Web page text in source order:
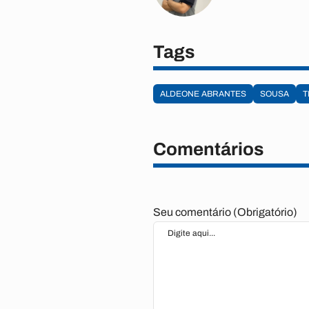
Tags
ALDEONE ABRANTES SOUSA
Comentários
Seu comentário (Obrigatório)